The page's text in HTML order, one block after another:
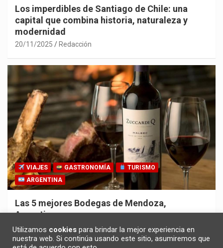
Los imperdibles de Santiago de Chile: una
capital que combina historia, naturaleza y
modernidad
20/11/2025 Redacción
VIAJES GASTRONOMÍA
TURISMO
ARGENTINA
Las 5 mejores Bodegas de Mendoza,
Argentina
30/10/2025 Redacción
Utilizamos cookies para brindar la mejor experiencia en
nuestra web. Si continúa usando este sitio, asumiremos que